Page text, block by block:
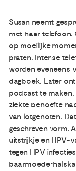
Susan neemt
met haar telefoon.
op moeilijke
praten. Intense
worden eveneens
dagboek. Later
podcast te
ziekte behoefte
van lotgenoten.
geschreven vorm.
uitstrijkje en HPV-
tegen HPV